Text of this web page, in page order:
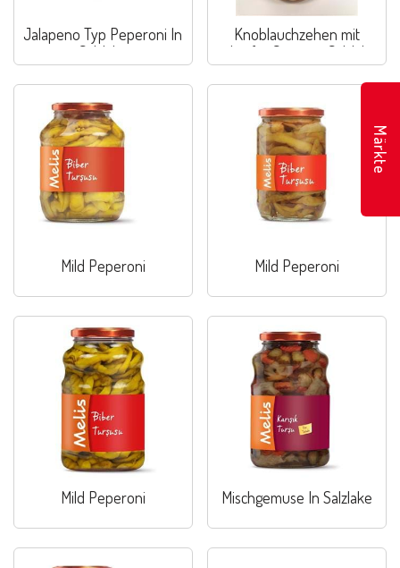
Jalapeno Typ Peperoni In
Salzlake
Knoblauchzehen mit
scharfer Sauce in Salzlake
Mild Peperoni Mild Peperoni
Mild Peperoni Mischgemuse In Salzlake
Märkte